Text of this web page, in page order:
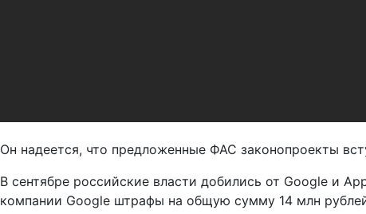
Он надеется, что предложенные ФАС законопроекты
В сентябре российские власти добились от Google и
компании Google штрафы на общую сумму 14 млн